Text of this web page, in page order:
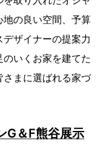
地の良い空間、予算
ザイナーの提案力
いくお家を建てた
まに選ばれる家づ
G＆F熊谷展示